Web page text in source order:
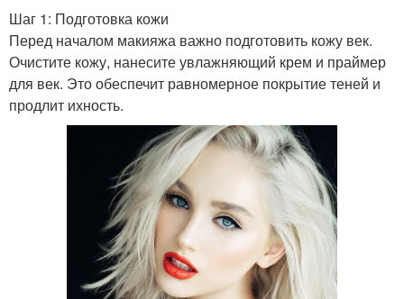
Шаг 1: Подготовка кожи
Перед началом макияжа важно подготовить кожу век.
Очистите кожу, нанесите увлажняющий крем и праймер
для век. Это обеспечит равномерное покрытие теней и
продлит ихность.